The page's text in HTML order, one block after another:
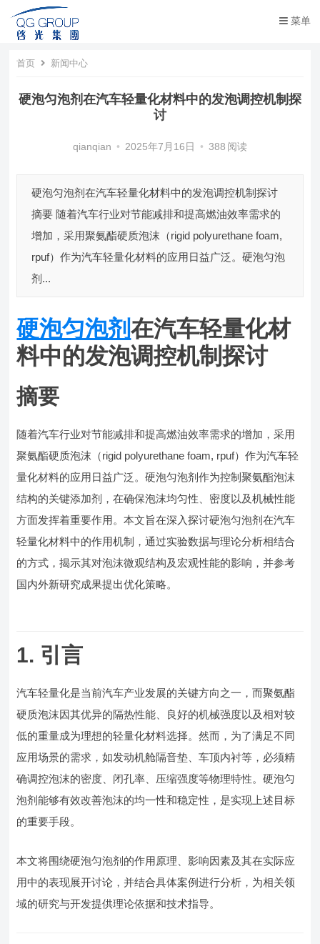
菜单
首页 新闻中心
硬泡匀泡剂在汽车轻量化材料中的发泡调控机制探
讨
qianqian • 2025年7月16日 • 388 阅读
硬泡匀泡剂在汽车轻量化材料中的发泡调控机制探讨
摘要 随着汽车行业对节能减排和提高燃油效率需求的
增加，采用聚氨酯硬质泡沫（rigid polyurethane foam,
rpuf）作为汽车轻量化材料的应用日益广泛。硬泡匀泡
剂...
硬泡匀泡剂在汽车轻量化材
料中的发泡调控机制探讨
摘要
随着汽车行业对节能减排和提高燃油效率需求的增加，采用
聚氨酯硬质泡沫（rigid polyurethane foam, rpuf）作为汽车轻
量化材料的应用日益广泛。硬泡匀泡剂作为控制聚氨酯泡沫
结构的关键添加剂，在确保泡沫均匀性、密度以及机械性能
方面发挥着重要作用。本文旨在深入探讨硬泡匀泡剂在汽车
轻量化材料中的作用机制，通过实验数据与理论分析相结合
的方式，揭示其对泡沫微观结构及宏观性能的影响，并参考
国内外新研究成果提出优化策略。
1. 引言
汽车轻量化是当前汽车产业发展的关键方向之一，而聚氨酯
硬质泡沫因其优异的隔热性能、良好的机械强度以及相对较
低的重量成为理想的轻量化材料选择。然而，为了满足不同
应用场景的需求，如发动机舱隔音垫、车顶内衬等，必须精
确调控泡沫的密度、闭孔率、压缩强度等物理特性。硬泡匀
泡剂能够有效改善泡沫的均一性和稳定性，是实现上述目标
的重要手段。
本文将围绕硬泡匀泡剂的作用原理、影响因素及其在实际应
用中的表现展开讨论，并结合具体案例进行分析，为相关领
域的研究与开发提供理论依据和技术指导。